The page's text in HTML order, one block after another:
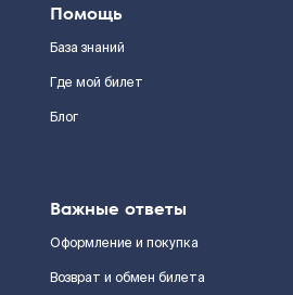
Помощь
База знаний
Где мой билет
Блог
Важные ответы
Оформление и покупка
Возврат и обмен билета